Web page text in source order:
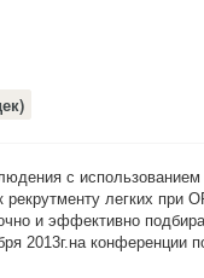
с
легких при
и эффективно
2013г.на